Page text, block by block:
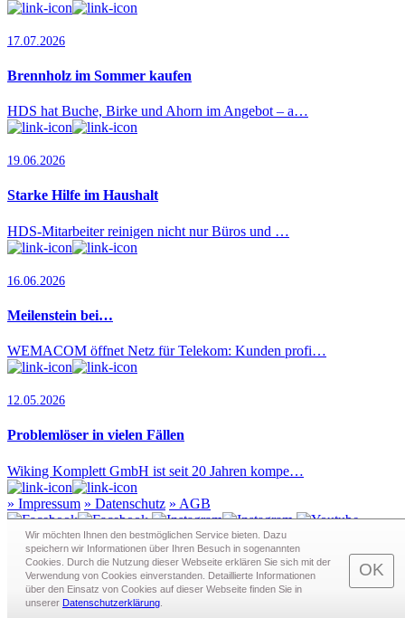
17.07.2026
Brennholz im Sommer kaufen
HDS hat Buche, Birke und Ahorn im Angebot – a…
19.06.2026
Starke Hilfe im Haushalt
HDS-Mitarbeiter reinigen nicht nur Büros und …
16.06.2026
Meilenstein bei…
WEMACOM öffnet Netz für Telekom: Kunden profi…
12.05.2026
Problemlöser in vielen Fällen
Wiking Komplett GmbH ist seit 20 Jahren kompe…
» Impressum » Datenschutz » AGB
Redaktion · Graf-Schack-Alle 8 · 19053 Schwerin
Telefon:0385 - 63 83 281· Fax: 0385 - 63 83 279 · Mail:
redaktion@schwerin.live
Wir möchten Ihnen den bestmöglichen Service bieten. Dazu
speichern wir Informationen über Ihren Besuch in sogenann­ten
Cookies. Durch die Nutzung dieser Webseite erklären Sie sich mit der
Verwendung von Cookies einverstanden. Detaillierte Informationen
über den Einsatz von Cookies auf dieser Webseite finden Sie in
unserer Datenschutzerklärung
OK